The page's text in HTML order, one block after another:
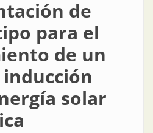
de
para el
de un
solar